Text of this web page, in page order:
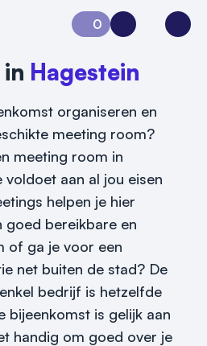
0
Aanvraag 0Inloggen
Hagestein
organiseren en
meeting room?
meeting room in
aan al jou eisen
helpen je hier
goed bereikbare en
of ga je voor een
net buiten de stad? De
bedrijf is hetzelfde
bijeenkomst is gelijk aan
handig om goed over je